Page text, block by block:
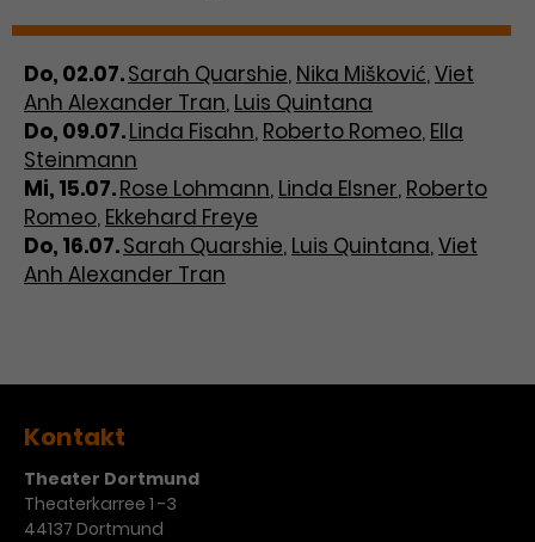
Do, 02.07.Sarah Quarshie, Nika Mišković,Viet
Anh Alexander Tran, Luis Quintana
Do, 09.07.Linda Fisahn, Roberto Romeo, Ella
Steinmann
Mi, 15.07.Rose Lohmann, Linda Elsner, Roberto
Romeo, Ekkehard Freye
Do, 16.07.Sarah Quarshie, Luis Quintana,Viet
Anh Alexander Tran
Kontakt
Theater Dortmund
Theaterkarree 1 -3
44137 Dortmund